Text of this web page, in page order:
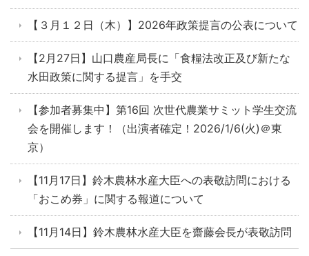
【３月１２日（木）】2026年政策提言の公表について
【2月27日】山口農産局長に「食糧法改正及び新たな
水田政策に関する提言」を手交
【参加者募集中】第16回 次世代農業サミット学生交流
会を開催します！（出演者確定！2026/1/6(火)＠東
京）
【11月17日】鈴木農林水産大臣への表敬訪問における
「おこめ券」に関する報道について
【11月14日】鈴木農林水産大臣を齋藤会長が表敬訪問